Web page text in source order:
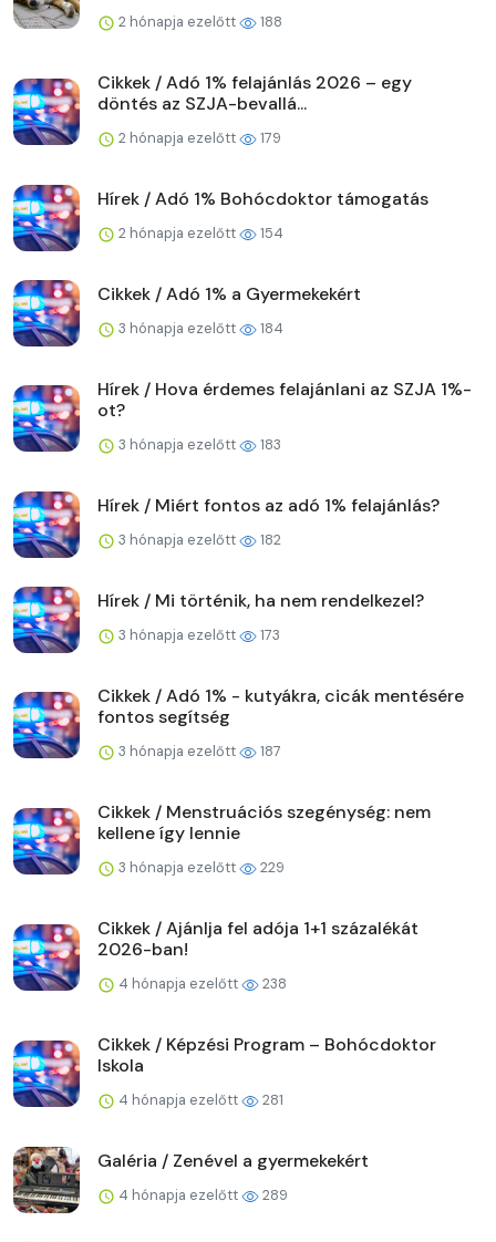
2 hónapja ezelőtt 188
Cikkek / Adó 1% felajánlás 2026 – egy
döntés az SZJA-bevallá...
2 hónapja ezelőtt 179
Hírek / Adó 1% Bohócdoktor támogatás
2 hónapja ezelőtt 154
Cikkek / Adó 1% a Gyermekekért
3 hónapja ezelőtt 184
Hírek / Hova érdemes felajánlani az SZJA 1%-
ot?
3 hónapja ezelőtt 183
Hírek / Miért fontos az adó 1% felajánlás?
3 hónapja ezelőtt 182
Hírek / Mi történik, ha nem rendelkezel?
3 hónapja ezelőtt 173
Cikkek / Adó 1% - kutyákra, cicák mentésére
fontos segítség
3 hónapja ezelőtt 187
Cikkek / Menstruációs szegénység: nem
kellene így lennie
3 hónapja ezelőtt 229
Cikkek / Ajánlja fel adója 1+1 százalékát
2026-ban!
4 hónapja ezelőtt 238
Cikkek / Képzési Program – Bohócdoktor
Iskola
4 hónapja ezelőtt 281
Galéria / Zenével a gyermekekért
4 hónapja ezelőtt 289